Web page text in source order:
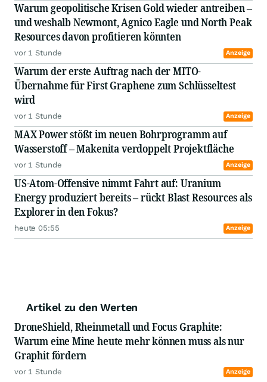
Warum geopolitische Krisen Gold wieder antreiben –
und weshalb Newmont, Agnico Eagle und North Peak
Resources davon profitieren könnten
vor 1 Stunde Anzeige
Warum der erste Auftrag nach der MITO-
Übernahme für First Graphene zum Schlüsseltest
wird
vor 1 Stunde Anzeige
MAX Power stößt im neuen Bohrprogramm auf
Wasserstoff – Makenita verdoppelt Projektfläche
vor 1 Stunde Anzeige
US-Atom-Offensive nimmt Fahrt auf: Uranium
Energy produziert bereits – rückt Blast Resources als
Explorer in den Fokus?
heute 05:55 Anzeige
Artikel zu den Werten
DroneShield, Rheinmetall und Focus Graphite:
Warum eine Mine heute mehr können muss als nur
Graphit fördern
vor 1 Stunde Anzeige